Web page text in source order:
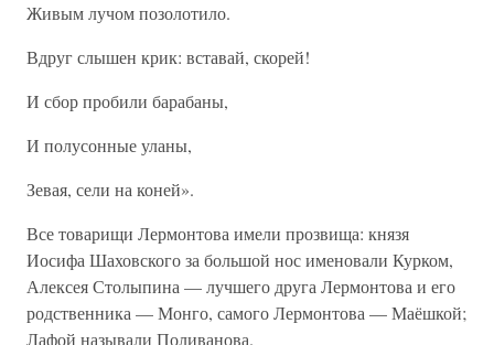
Живым лучом позолотило.
Вдруг слышен крик: вставай, скорей!
И сбор пробили барабаны,
И полусонные уланы,
Зевая, сели на коней».
Все товарищи Лермонтова имели прозвища: князя
Иосифа Шаховского за большой нос именовали Курком,
Алексея Столыпина — лучшего друга Лермонтова и его
родственника — Монго, самого Лермонтова — Маёшкой;
Лафой называли Поливанова.